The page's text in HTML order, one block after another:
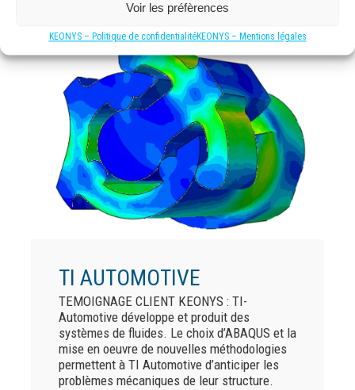
Voir les préfèrences
KEONYS – Politique de confidentialitéKEONYS – Mentions légales
TI AUTOMOTIVE
TEMOIGNAGE CLIENT KEONYS : TI-
Automotive développe et produit des
systèmes de fluides. Le choix d’ABAQUS et la
mise en oeuvre de nouvelles méthodologies
permettent à TI Automotive d’anticiper les
problèmes mécaniques de leur structure.